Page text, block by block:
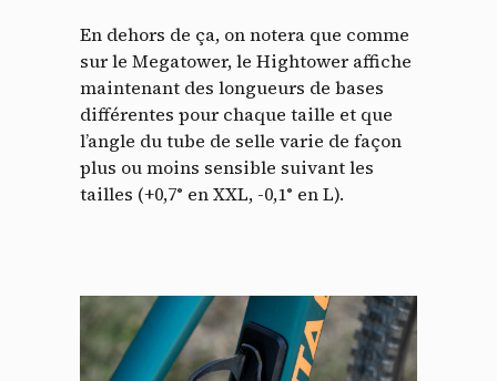
En dehors de ça, on notera que comme
sur le Megatower, le Hightower affiche
maintenant des longueurs de bases
différentes pour chaque taille et que
l’angle du tube de selle varie de façon
plus ou moins sensible suivant les
tailles (+0,7° en XXL, -0,1° en L).